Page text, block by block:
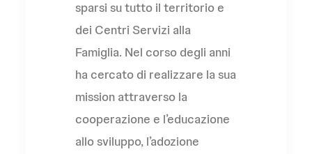
sparsi su tutto il territorio e
dei Centri Servizi alla
Famiglia. Nel corso degli anni
ha cercato di realizzare la sua
mission attraverso la
cooperazione e l’educazione
allo sviluppo, l’adozione